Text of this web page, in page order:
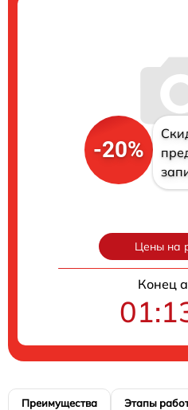
-20%
Цены на
Конец
Преимущества Этапы